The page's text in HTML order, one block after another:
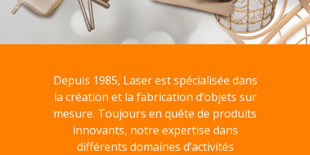
Depuis 1985, Laser est spécialisée dans
la création et la fabrication d’objets sur
mesure. Toujours en quête de produits
innovants, notre expertise dans
différents domaines d’activités